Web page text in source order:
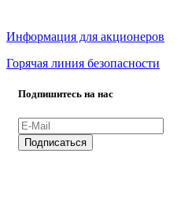
Информация для акционеров
Горячая линия безопасности
Подпишитесь на нас